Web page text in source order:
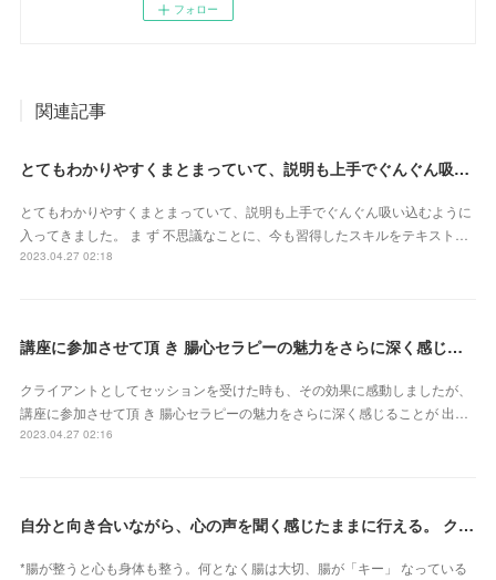
フォロー
関連記事
とてもわかりやすくまとまっていて、説明も上手でぐんぐん吸い込むように入ってきました（東京都・山田かおるさん）
とてもわかりやすくまとまっていて、説明も上手でぐんぐん吸い込むように
入ってきました。 ま ず 不思議なことに、今も習得したスキルをテキスト…
2023.04.27 02:18
講座に参加させて頂 き 腸心セラピーの魅力をさらに深く感じることが 出来ました（東京都・森由希子さん）
クライアントとしてセッションを受けた時も、その効果に感動しましたが、
講座に参加させて頂 き 腸心セラピーの魅力をさらに深く感じることが 出…
2023.04.27 02:16
自分と向き合いながら、心の声を聞く感じたままに行える。 クライアントさん主体で行うとこ ろが本当に素晴らしいです（新潟県・佐藤よしみさん）
*腸が整うと心も身体も整う。何となく腸は大切、腸が「キー」 なっている